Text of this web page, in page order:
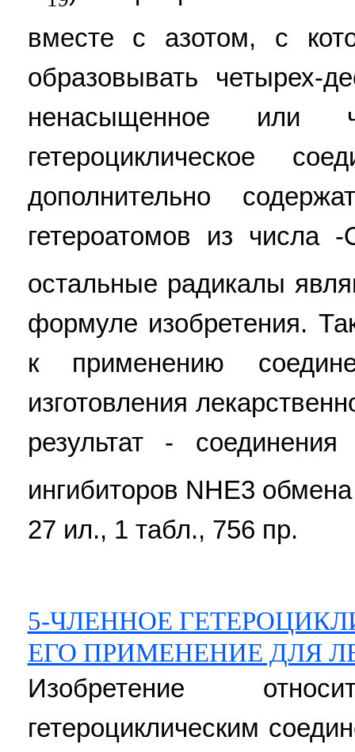
вместе с азотом, с
образовывать четырех-
ненасыщенное или
гетероциклическое
дополнительно
гетероатомов из числа
остальные радикалы
формуле изобретения.
к применению
изготовления
результат -
ингибиторов NHE3
27 ил., 1 табл., 756 пр.
5-ЧЛЕННОЕ
ЕГО ПРИМЕНЕНИЕ ДЛЯ
Изобретение
гетероциклическим